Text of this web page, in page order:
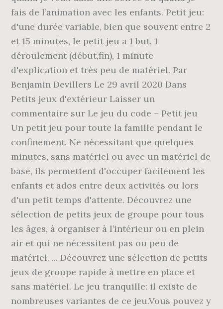
fais de l’animation avec les enfants. Petit jeu:
d'une durée variable, bien que souvent entre 2
et 15 minutes, le petit jeu a 1 but, 1
déroulement (début,fin), 1 minute
d'explication et très peu de matériel. Par
Benjamin Devillers Le 29 avril 2020 Dans
Petits jeux d'extérieur Laisser un
commentaire sur Le jeu du code – Petit jeu
Un petit jeu pour toute la famille pendant le
confinement. Ne nécessitant que quelques
minutes, sans matériel ou avec un matériel de
base, ils permettent d'occuper facilement les
enfants et ados entre deux activités ou lors
d'un petit temps d'attente. Découvrez une
sélection de petits jeux de groupe pour tous
les âges, à organiser à l’intérieur ou en plein
air et qui ne nécessitent pas ou peu de
matériel. ... Découvrez une sélection de petits
jeux de groupe rapide à mettre en place et
sans matériel. Le jeu tranquille: il existe de
nombreuses variantes de ce jeu.Vous pouvez y